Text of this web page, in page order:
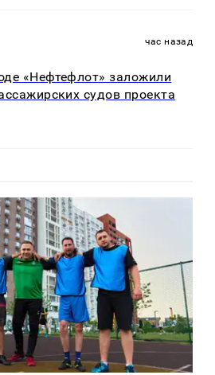
час назад
«Нефтефлот» заложили
судов проекта